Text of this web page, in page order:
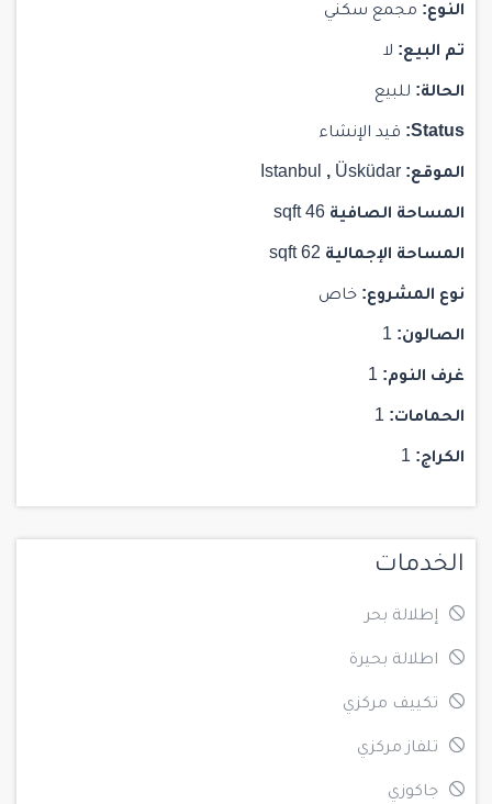
النوع: مجمع سكني
تم البيع:
الحالة:
Status: قيد الإنشاء
الموقع: Istanbul , Üsküdar
المساحة الصافية
المساحة الإجمالية
نوع المشروع: خاص
الصالون:
غرف النوم:
الحمامات:
الكراج:
الخدمات
إطلالة بحر
اطلالة بحيرة
تكييف مركزي
تلفاز مركزي
جاكوزي